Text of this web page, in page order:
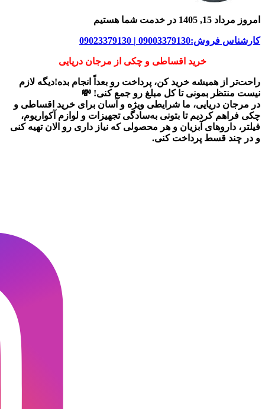
امروز مرداد 15, 1405 در خدمت شما هستیم
کارشناس فروش:09003379130 | 09023379130
خرید اقساطی و چکی از مرجان دریایی
راحت‌تر از همیشه خرید کن، پرداخت رو بعداً انجام بده!دیگه لازم
نیست منتظر بمونی تا کل مبلغ رو جمع کنی! 💸
در مرجان دریایی، ما شرایطی ویژه و آسان برای خرید اقساطی و
چکی فراهم کردیم تا بتونی به‌سادگی تجهیزات و لوازم آکواریوم،
فیلتر، داروهای آبزیان و هر محصولی که نیاز داری رو الان تهیه کنی
و در چند قسط پرداخت کنی.